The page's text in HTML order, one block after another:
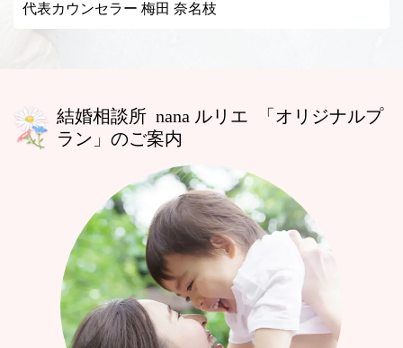
代表カウンセラー 梅田 奈名枝
結婚相談所 nana ルリエ 「オリジナルプ
ラン」のご案内